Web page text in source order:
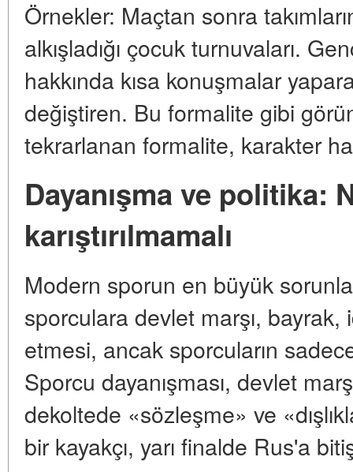
Örnekler: Maçtan sonra
alkışladığı çocuk turnuvaları.
hakkında kısa konuşmalar
değiştiren. Bu formalite gibi
tekrarlanan formalite, karakter
Dayanışma ve politika:
karıştırılmamalı
Modern sporun en büyük
sporculara devlet marşı, bayrak,
etmesi, ancak sporcuların
Sporcu dayanışması, devlet
dekoltede «sözleşme» ve
bir kayakçı, yarı finalde Rus'a